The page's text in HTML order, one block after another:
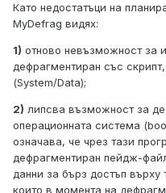
Като недостатъци на
MyDefrag видях:
1) отново невъзможност за
дефрагментиран със
(System/Data);
2) липсва възможност за
операционната система
означава, че чрез тази
дефрагментиран пейдж-
данни за бърз достъп
които в момента на